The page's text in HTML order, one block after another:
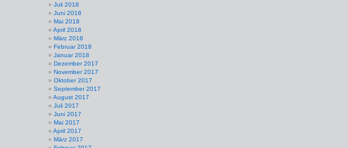
Juli 2018
Juni 2018
Mai 2018
April 2018
März 2018
Februar 2018
Januar 2018
Dezember 2017
November 2017
Oktober 2017
September 2017
August 2017
Juli 2017
Juni 2017
Mai 2017
April 2017
März 2017